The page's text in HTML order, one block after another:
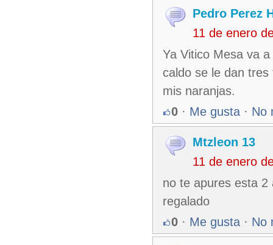
Pedro Perez
11 de enero
Ya Vitico Mesa va
caldo se le dan
mis naranjas.
0 · Me gusta · No
Mtzleon 13
11 de enero
no te apures esta 2
regalado
0 · Me gusta · No